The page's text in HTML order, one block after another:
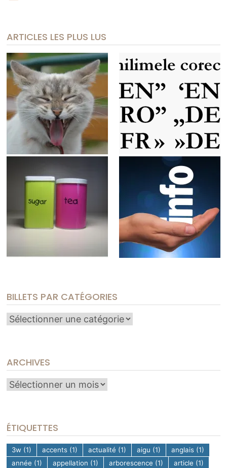
ARTICLES LES PLUS LUS
BILLETS PAR CATÉGORIES
Billets
ARCHIVES
Archives
ÉTIQUETTES
3w (1) accents (1) actualité (1) aigu (1) anglais (1)
année (1) appellation (1) arborescence (1) article (1)